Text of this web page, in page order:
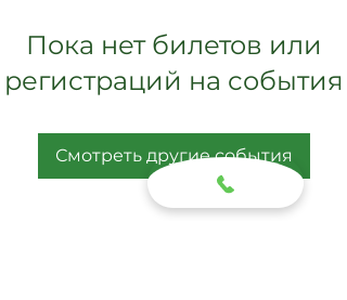
Пока нет билетов или
регистраций на события
Смотреть другие события